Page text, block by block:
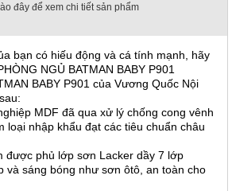
đây để xem chi tiết sản phẩm
bạn có hiếu động và cá tính mạnh, hãy
NGỦ BATMAN BABY P901
BABY P901 của Vương Quốc Nội
MDF đã qua xử lý chống cong vênh
loại nhập khẩu đạt các tiêu chuẩn châu
được phủ lớp sơn Lacker dầy 7 lớp
và sáng bóng như sơn ôtô, an toàn cho